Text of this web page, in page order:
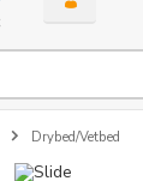
Drybed/Vetbed